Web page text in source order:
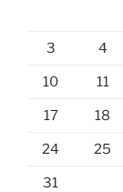
3 4
10 11
17 18
24 25
31